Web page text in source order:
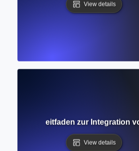
View details
Leitfaden zur Integration
View details